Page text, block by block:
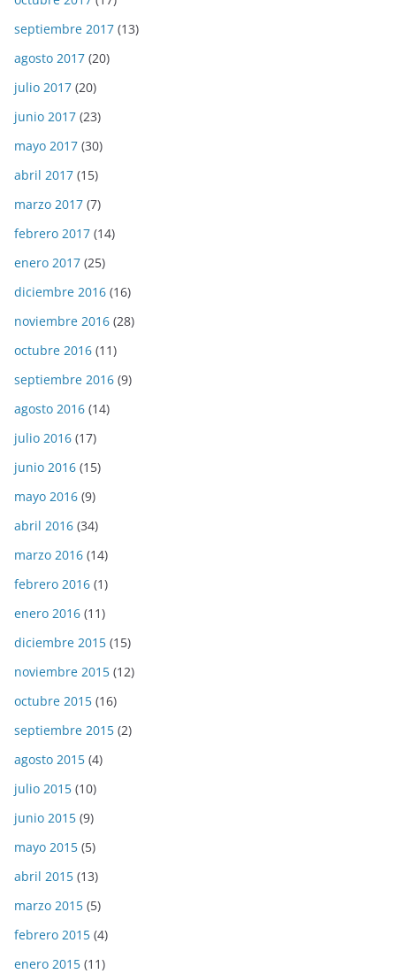
septiembre 2017 (13)
agosto 2017 (20)
julio 2017 (20)
junio 2017 (23)
mayo 2017 (30)
abril 2017 (15)
marzo 2017 (7)
febrero 2017 (14)
enero 2017 (25)
diciembre 2016 (16)
noviembre 2016 (28)
octubre 2016 (11)
septiembre 2016 (9)
agosto 2016 (14)
julio 2016 (17)
junio 2016 (15)
mayo 2016 (9)
abril 2016 (34)
marzo 2016 (14)
febrero 2016 (1)
enero 2016 (11)
diciembre 2015 (15)
noviembre 2015 (12)
octubre 2015 (16)
septiembre 2015 (2)
agosto 2015 (4)
julio 2015 (10)
junio 2015 (9)
mayo 2015 (5)
abril 2015 (13)
marzo 2015 (5)
febrero 2015 (4)
enero 2015 (11)